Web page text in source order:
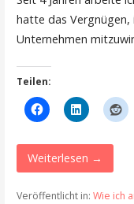
hatte das Vergnügen,
Unternehmen
Teilen:
Weiterlesen →
Veröffentlicht in: Wie ich